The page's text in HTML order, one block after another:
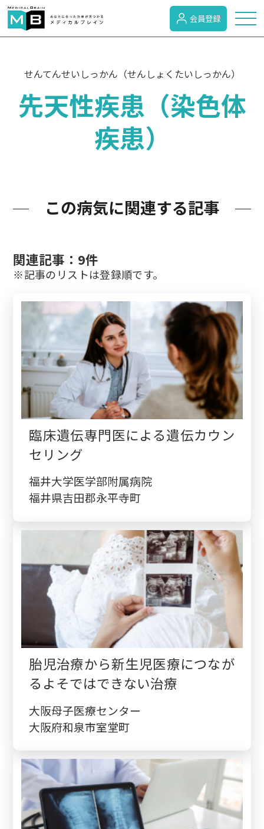
症状検索
検診・検査
出産・子ども
病院の機能と役割
会員登録
せんてんせいしっかん（せんしょくたいしっかん）
先天性疾患（染色体
疾患）
この病気に関連する記事
関連記事：9件
※記事のリストは登録順です。
臨床遺伝専門医による遺伝カウン
セリング
福井大学医学部附属病院
福井県吉田郡永平寺町
胎児治療から新生児医療につなが
るよそではできない治療
大阪母子医療センター
大阪府和泉市室堂町